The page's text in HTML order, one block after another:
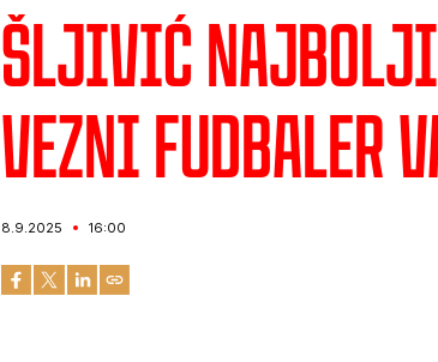
Šljivić
vezni fudbaler
8.9.2025 16:00